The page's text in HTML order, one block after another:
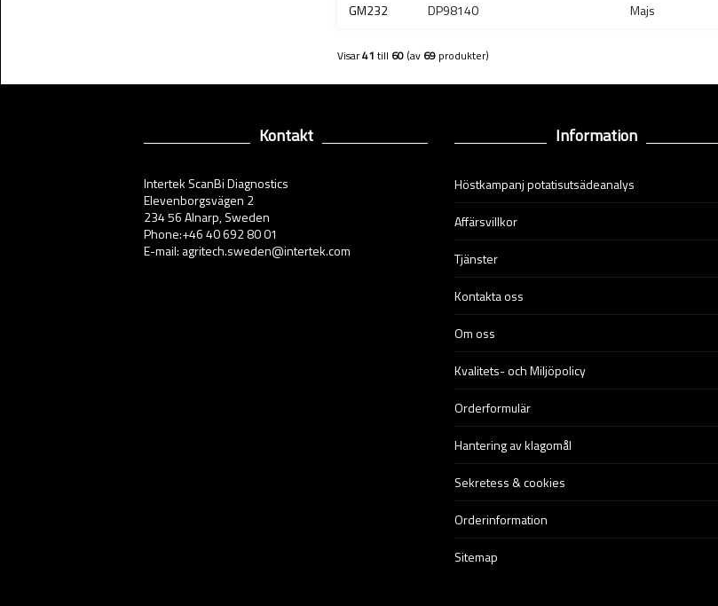
GM232
DP98140 Majs
Visar41 till 60 (av 69 produkter)
Kontakt
Intertek ScanBi Diagnostics
Elevenborgsvägen 2
234 56 Alnarp, Sweden
Phone:+46 40 692 80 01
E-mail: agritech.sweden@intertek.com
Information
Höstkampanj potatisutsädeanalys
Affärsvillkor
Tjänster
Kontakta oss
Om oss
Kvalitets- och Miljöpolicy
Orderformulär
Hantering av klagomål
Sekretess & cookies
Orderinformation
Sitemap